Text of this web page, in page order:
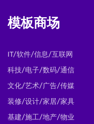
模板商场
IT/软件/信息/互联网
科技/电子/数码/通信
文化/艺术/广告/传媒
装修/设计/家居/家具
基建/施工/地产/物业